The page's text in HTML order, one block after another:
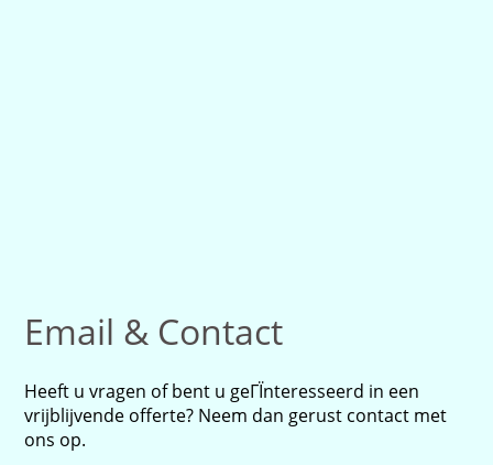
Email & Contact
Heeft u vragen of bent u geГЇnteresseerd in een
vrijblijvende offerte? Neem dan gerust contact met
ons op.